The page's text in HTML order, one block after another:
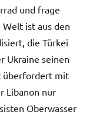
und frage
Welt ist aus den
die Türkei
Ukraine seinen
überfordert mit
Libanon nur
Oberwasser